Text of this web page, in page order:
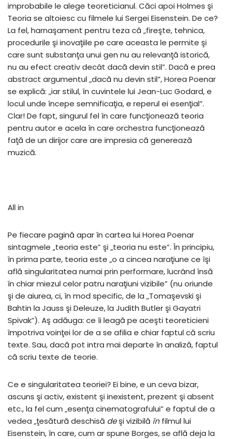
improbabile le alege teoreticianul. Căci apoi Holmes şi
Teoria se altoiesc cu filmele lui Sergei Eisenstein. De ce?
La fel, harnaşament pentru teza că „fireşte, tehnica,
procedurile şi inovaţiile pe care aceasta le permite şi
care sunt substanţa unui gen nu au relevanţă istorică,
nu au efect creativ decât dacă devin stil”. Dacă e prea
abstract argumentul „dacă nu devin stil”, Horea Poenar
se explică: „iar stilul, în cuvintele lui Jean-Luc Godard, e
locul unde începe semnificaţia, e reperul ei esenţial”.
Clar! De fapt, singurul fel în care funcţionează teoria
pentru autor e acela în care orchestra funcţionează
faţă de un dirijor care are impresia că generează
muzică.
All in
Pe fiecare pagină apar în cartea lui Horea Poenar
sintagmele „teoria este” şi „teoria nu este”. În principiu,
în prima parte, teoria este „o a cincea naraţiune ce îşi
află singularitatea numai prin performare, lucrând însă
în chiar miezul celor patru naraţiuni vizibile” (nu oriunde
şi de aiurea, ci, în mod specific, de la „Tomaşevski şi
Bahtin la Jauss şi Deleuze, la Judith Butler şi Gayatri
Spivak”). Aş adăuga: ce îi leagă pe aceşti teoreticieni
împotriva voinţei lor de a se afilia e chiar faptul că scriu
texte. Sau, dacă pot intra mai departe în analiză, faptul
că scriu texte de teorie.
Ce e singularitatea teoriei? Ei bine, e un ceva bizar,
ascuns şi activ, existent şi inexistent, prezent şi absent
etc., la fel cum „esenţa cinematografului” e faptul de a
vedea „ţesătură deschisă deşi vizibilă în filmul lui
Eisenstein, în care, cum ar spune Borges, se află deja la